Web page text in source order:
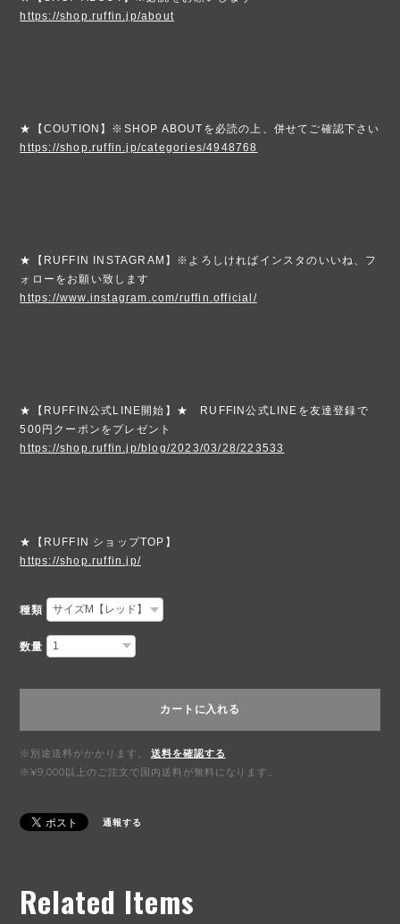
https://shop.ruffin.jp/about
★【COUTION】※SHOP ABOUTを必読の上、併せてご確認下さい
https://shop.ruffin.jp/categories/4948768
★【RUFFIN INSTAGRAM】※よろしければインスタのいいね、フ
ォローをお願い致します
https://www.instagram.com/ruffin.official/
★【RUFFIN公式LINE開始】★ RUFFIN公式LINEを友達登録で
500円クーポンをプレゼント
https://shop.ruffin.jp/blog/2023/03/28/223533
★【RUFFIN ショップTOP】
https://shop.ruffin.jp/
種類
数量
カートに入れる
※別途送料がかかります。
送料を確認する
※¥9,000以上のご注文で国内送料が無料になります。
通報する
Related Items